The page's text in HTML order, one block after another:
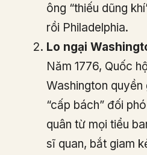
ông “thiếu dũng
rồi Philadelphia.
Lo ngại
Năm 1776, Quốc
Washington
“cấp bách” đối
quân từ mọi tiểu
sĩ quan, bắt giam